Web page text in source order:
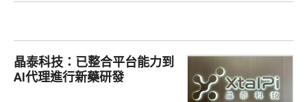
晶泰科技：已整合平台能力到
AI代理進行新藥研發